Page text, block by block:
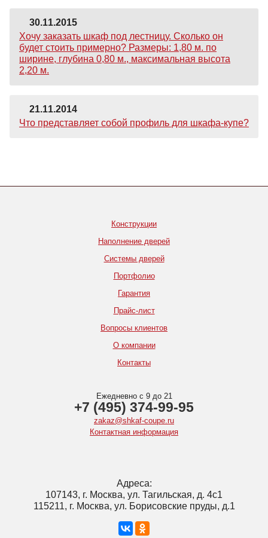
30.11.2015
Хочу заказать шкаф под лестницу. Сколько он
будет стоить примерно? Размеры: 1,80 м. по
ширине, глубина 0,80 м., максимальная высота
2,20 м.
21.11.2014
Что представляет собой профиль для шкафа-купе?
Конструкции
Наполнение дверей
Системы дверей
Портфолио
Гарантия
Прайс-лист
Вопросы клиентов
О компании
Контакты
Ежедневно с 9 до 21
+7 (495) 374-99-95
zakaz@shkaf-coupe.ru
Контактная информация
Адреса:
107143, г. Москва, ул. Тагильская, д. 4с1
115211, г. Москва, ул. Борисовские пруды, д.1